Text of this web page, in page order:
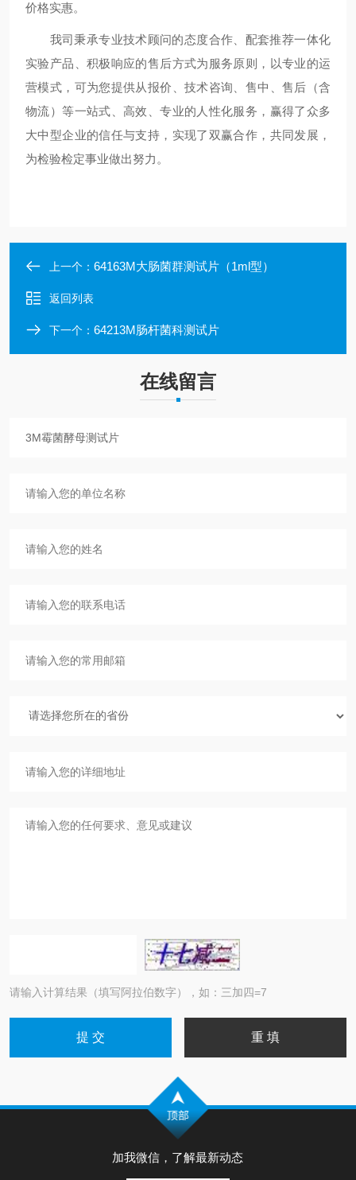
价格实惠。
我司秉承专业技术顾问的态度合作、配套推荐一体化
实验产品、积极响应的售后方式为服务原则，以专业的运
营模式，可为您提供从报价、技术咨询、售中、售后（含
物流）等一站式、高效、专业的人性化服务，赢得了众多
大中型企业的信任与支持，实现了双赢合作，共同发展，
为检验检定事业做出努力。
上一个： 64163M大肠菌群测试片（1ml型）
返回列表
下一个： 64213M肠杆菌科测试片
在线留言
请输入计算结果（填写阿拉伯数字），如：三加四=7
加我微信，了解最新动态